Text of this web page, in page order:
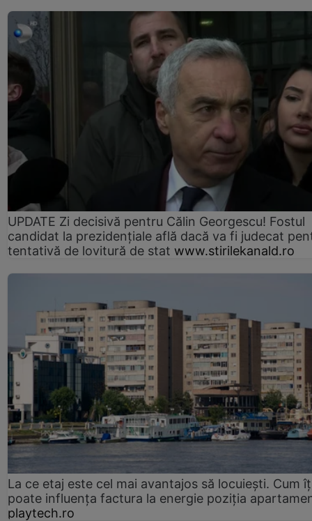
UPDATE Zi decisivă pentru Călin Georgescu! Fostul
candidat la prezidențiale află dacă va fi judecat
tentativă de lovitură de stat www.stirilekanald.ro
La ce etaj este cel mai avantajos să locuiești. Cum
poate influența factura la energie poziția
playtech.ro